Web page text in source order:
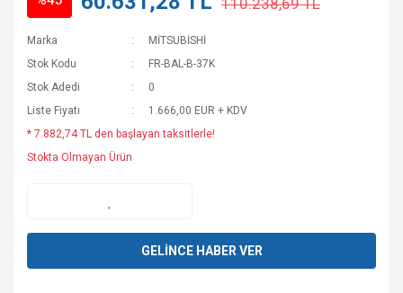
110.238,69 TL
Marka
MİTSUBİSHİ
Stok Kodu
FR-BAL-B-37K
Stok Adedi
0
Liste Fiyatı
1.666,00 EUR + KDV
* 7.882,74 TL den başlayan taksitlerle!
Stokta Olmayan Ürün
GELİNCE HABER VER